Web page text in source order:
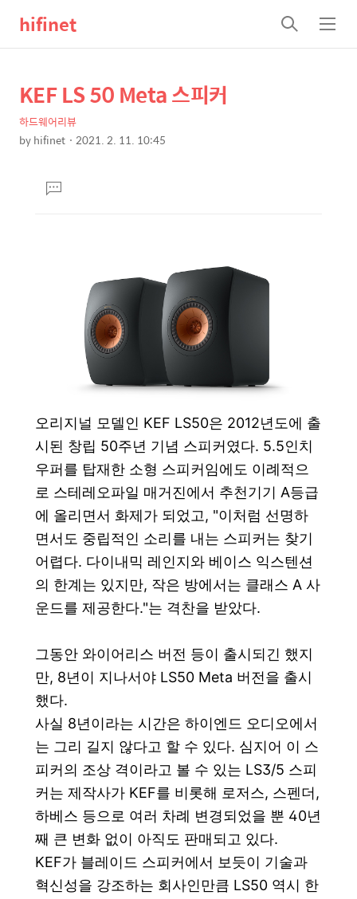
hifinet
검
색
메
뉴
상
세
컨
본
문
제
목
KEF LS 50 Meta 스피커
하드웨어리뷰
byhifinet 2021. 2. 11. 10:45
댓
글
오리지널 모델인 KEF LS50은 2012년도에 출
시된 창립 50주년 기념 스피커였다. 5.5인치
우퍼를 탑재한 소형 스피커임에도 이례적으
로 스테레오파일 매거진에서 추천기기 A등급
에 올리면서 화제가 되었고, "이처럼 선명하
면서도 중립적인 소리를 내는 스피커는 찾기
어렵다. 다이내믹 레인지와 베이스 익스텐션
의 한계는 있지만, 작은 방에서는 클래스 A 사
운드를 제공한다."는 격찬을 받았다.
그동안 와이어리스 버전 등이 출시되긴 했지
만, 8년이 지나서야 LS50 Meta 버전을 출시
했다.
사실 8년이라는 시간은 하이엔드 오디오에서
는 그리 길지 않다고 할 수 있다. 심지어 이 스
피커의 조상 격이라고 볼 수 있는 LS3/5 스피
커는 제작사가 KEF를 비롯해 로저스, 스펜더,
하베스 등으로 여러 차례 변경되었을 뿐 40년
째 큰 변화 없이 아직도 판매되고 있다.
KEF가 블레이드 스피커에서 보듯이 기술과
혁신성을 강조하는 회사인만큼 LS50 역시 한